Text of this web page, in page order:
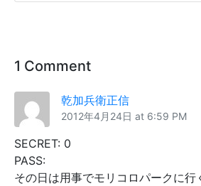
1 Comment
乾加兵衛正信
2012年4月24日 at 6:59 PM
SECRET: 0
PASS:
その日は用事でモリコロパークに行